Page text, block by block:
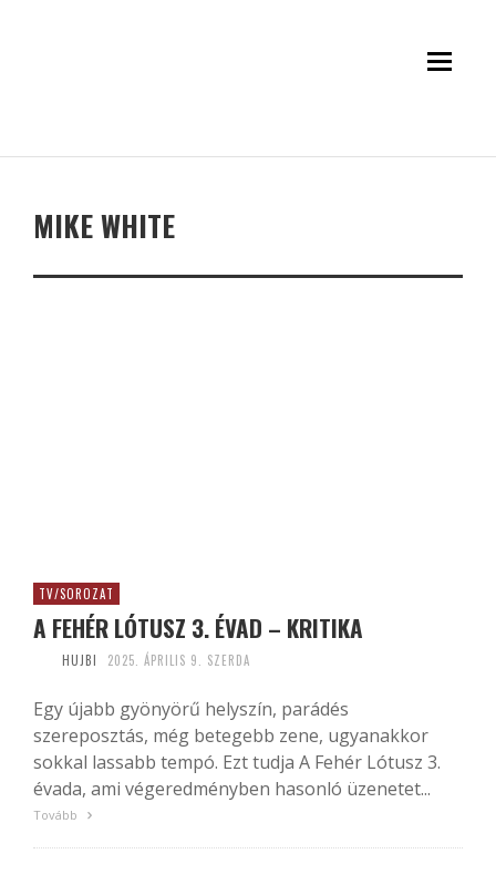
MIKE WHITE
TV/SOROZAT
A FEHÉR LÓTUSZ 3. ÉVAD – KRITIKA
HUJBI 2025. ÁPRILIS 9. SZERDA
Egy újabb gyönyörű helyszín, parádés
szereposztás, még betegebb zene, ugyanakkor
sokkal lassabb tempó. Ezt tudja A Fehér Lótusz 3.
évada, ami végeredményben hasonló üzenetet...
Tovább